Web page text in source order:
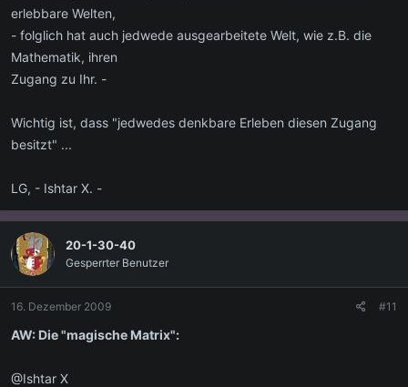
erlebbare Welten,
- folglich hat auch jedwede ausgearbeitete Welt, wie z.B. die
Mathematik, ihren
Zugang zu Ihr. -
Wichtig ist, dass "jedwedes denkbare Erleben diesen Zugang
besitzt" ...
LG, - Ishtar X. -
20-1-30-40
Gesperrter Benutzer
16. Dezember 2009 #11
AW: Die "magische Matrix":
@Ishtar X